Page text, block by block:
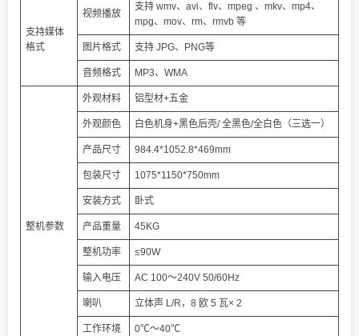
支持媒体
格式
视频播放
支持 wmv、avi、flv、mpeg 、mkv、mp4、
mpg、mov、rm、rmvb 等
图片格式 支持 JPG、PNG等
音频格式 MP3、WMA
整机参数
外观材料 铝型材+五金
外观颜色 白色机身+黑色后壳/ 全黑色/全白色（三选一）
产品尺寸 984.4*1052.8*469mm
包装尺寸 1075*1150*750mm
安装方式 卧式
产品重量 45KG
整机功率 ≤90W
输入电压 AC 100～240V 50/60Hz
喇叭 立体声 L/R，8 欧 5 瓦× 2
工作环境 0℃～40℃